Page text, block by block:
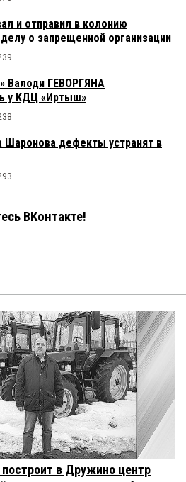
и отправил в колонию
о запрещенной организации
Валоди ГЕВОРГЯНА
у КДЦ «Иртыш»
Шаронова дефекты устранят в
ВКонтакте!
в Дружино центр